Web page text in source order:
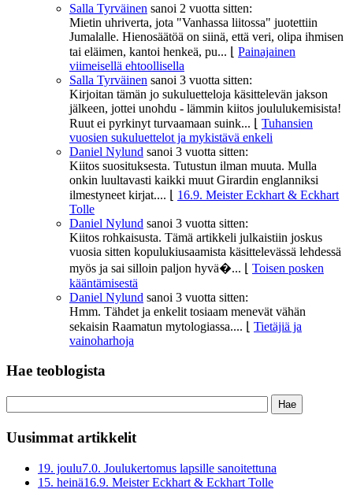
Salla Tyrväinen sanoi 2 vuotta sitten:
Mietin uhriverta, jota "Vanhassa liitossa" juotettiin
Jumalalle. Hienosäätöä on siinä, että veri, olipa ihmisen
tai eläimen, kantoi henkeä, pu...
Painajainen
viimeisellä ehtoollisella
Salla Tyrväinen sanoi 3 vuotta sitten:
Kirjoitan tämän jo sukuluetteloja käsittelevän jakson
jälkeen, jottei unohdu - lämmin kiitos joululukemisista!
Ruut ei pyrkinyt turvaamaan suink...
Tuhansien
vuosien sukuluettelot ja mykistävä enkeli
Daniel Nylund sanoi 3 vuotta sitten:
Kiitos suosituksesta. Tutustun ilman muuta. Mulla
onkin luultavasti kaikki muut Girardin englanniksi
ilmestyneet kirjat....
16.9. Meister Eckhart & Eckhart
Tolle
Daniel Nylund sanoi 3 vuotta sitten:
Kiitos rohkaisusta. Tämä artikkeli julkaistiin joskus
vuosia sitten kopulukiusaamista käsittelevässä lehdessä
myös ja sai silloin paljon hyvä�...
Toisen posken
kääntämisestä
Daniel Nylund sanoi 3 vuotta sitten:
Hmm. Tähdet ja enkelit tosiaam menevät vähän
sekaisin Raamatun mytologiassa....
Tietäjiä ja
vainoharhoja
Hae teoblogista
Uusimmat artikkelit
19. joulu7.0. Joulukertomus lapsille sanoitettuna
15. heinä16.9. Meister Eckhart & Eckhart Tolle